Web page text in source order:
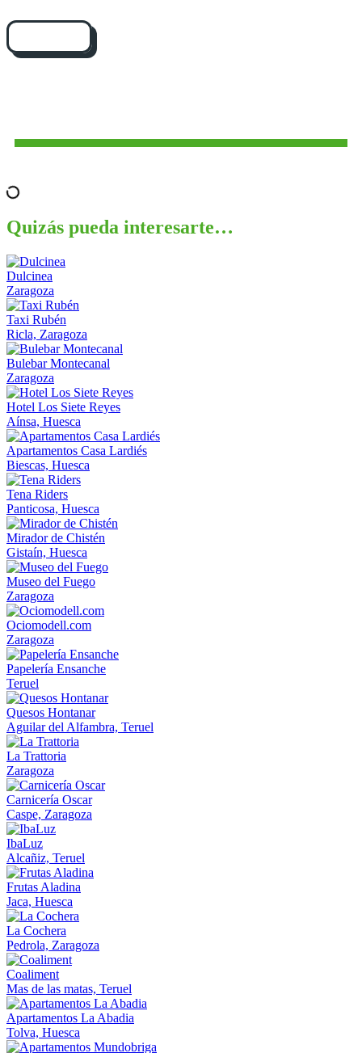
Quizás pueda interesarte…
Dulcinea
Zaragoza
Taxi Rubén
Ricla, Zaragoza
Bulebar Montecanal
Zaragoza
Hotel Los Siete Reyes
Aínsa, Huesca
Apartamentos Casa Lardiés
Biescas, Huesca
Tena Riders
Panticosa, Huesca
Mirador de Chistén
Gistaín, Huesca
Museo del Fuego
Zaragoza
Ociomodell.com
Zaragoza
Papelería Ensanche
Teruel
Quesos Hontanar
Aguilar del Alfambra, Teruel
La Trattoria
Zaragoza
Carnicería Oscar
Caspe, Zaragoza
IbaLuz
Alcañiz, Teruel
Frutas Aladina
Jaca, Huesca
La Cochera
Pedrola, Zaragoza
Coaliment
Mas de las matas, Teruel
Apartamentos La Abadia
Tolva, Huesca